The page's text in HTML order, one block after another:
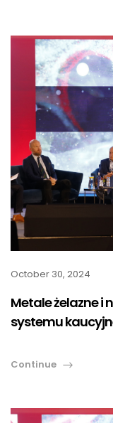
October 30, 2024
Metale żelazne i
systemu
Continue